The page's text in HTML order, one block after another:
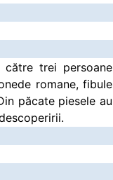
trei persoane
romane, fibule
păcate piesele au